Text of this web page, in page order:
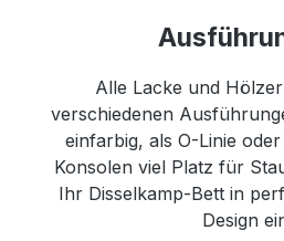
Alle Lacke und
verschiedenen
einfarbig, als O-Linie
Konsolen viel Platz für
Ihr Disselkamp-Bett in
Design